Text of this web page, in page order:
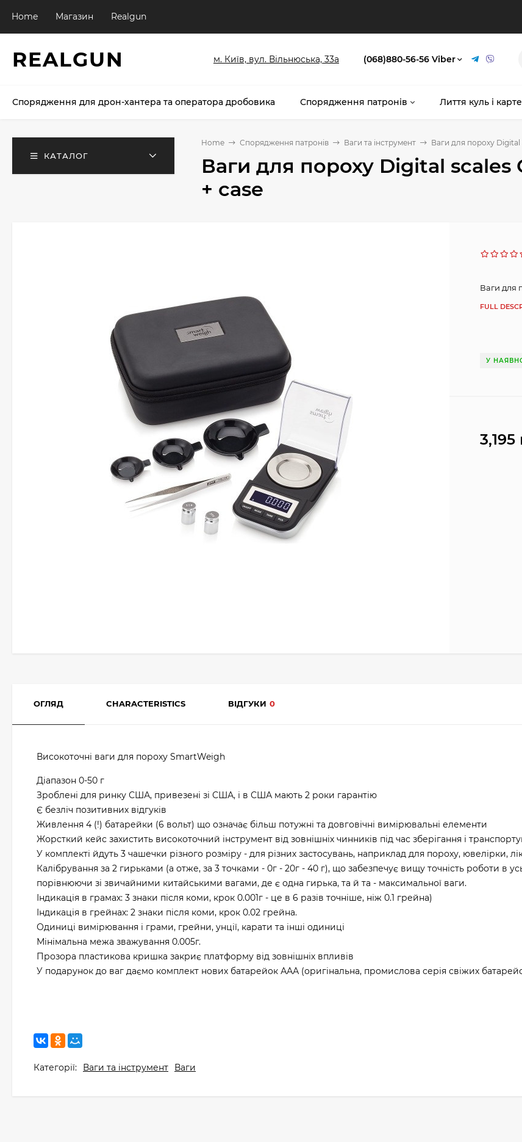
Home Магазин Realgun
REALGUN м. Київ, вул. Вільнюська, 33а (068)880-56-56 Viber
Спорядження для дрон-хантера та оператора дробовика Спорядження патронів Лиття куль і
КАТАЛОГ
Home Спорядження патронів Ваги та інструмент Ваги для пороху Digital
Ваги для пороху Digital scales
+ case
Ваги для
FULL
У
3,195
ОГЛЯД CHARACTERISTICS ВІДГУКИ 0
Високоточні ваги для пороху SmartWeigh
Діапазон 0-50 г
Зроблені для ринку США, привезені зі США, і в США мають 2 роки гарантію
Є безліч позитивних відгуків
Живлення 4 (!) батарейки (6 вольт) що означає більш потужні та довговічні вимірювальні елементи
Жорсткий кейс захистить високоточний інструмент від зовнішніх чинників під час зберігання і
У комплекті йдуть 3 чашечки різного розміру - для різних застосувань, наприклад для пороху, ювелірки,
Калібрування за 2 гирьками (а отже, за 3 точками - 0г - 20г - 40 г), що забезпечує вищу точність роботи в
порівнюючи зі звичайними китайськими вагами, де є одна гирька, та й та - максимальної ваги.
Індикація в грамах: 3 знаки після коми, крок 0.001г - це в 6 разів точніше, ніж 0.1 грейна)
Індикація в грейнах: 2 знаки після коми, крок 0.02 грейна.
Одиниці вимірювання і грами, грейни, унції, карати та інші одиниці
Мінімальна межа зважування 0.005г.
Прозора пластикова кришка закриє платформу від зовнішніх впливів
У подарунок до ваг даємо комплект нових батарейок ААА (оригінальна, промислова серія свіжих
Категорії: Ваги та інструмент Ваги